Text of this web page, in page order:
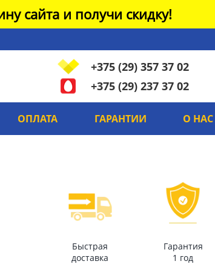
сайта и получи скидку!
+375 (29) 357 37 02
+375 (29) 237 37 02
ОПЛАТА ГАРАНТИИ О НАС
Быстрая
доставка
Гарантия
1 год